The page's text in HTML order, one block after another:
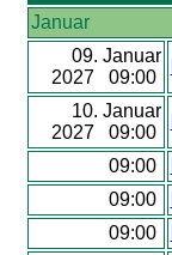
Januar
09. Januar
2027 09:00
10. Januar
2027 09:00
09:00
09:00
09:00